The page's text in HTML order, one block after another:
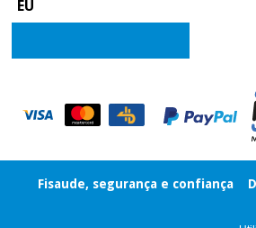
EU
Fisaude, segurança e confiança